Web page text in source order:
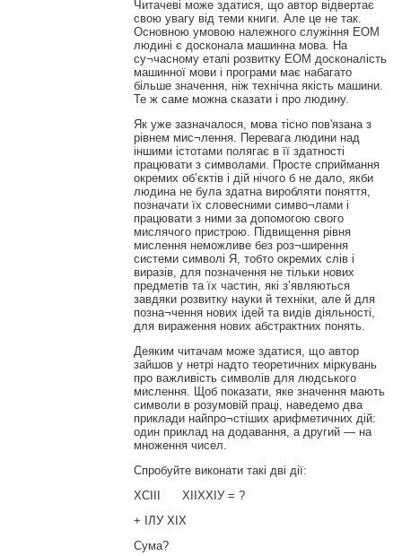
Читачеві може здатися, що автор відвертає
свою увагу від теми книги. Але це не так.
Основною умовою належного служіння ЕОМ
людині є досконала машинна мова. На
су¬часному етапі розвитку ЕОМ досконалість
машинної мови і програми має набагато
більше значення, ніж технічна якість машини.
Те ж саме можна сказати і про людину.
Як уже зазначалося, мова тісно пов'язана з
рівнем мис¬лення. Перевага людини над
іншими істотами полягає в її здатності
працювати з символами. Просте сприймання
окремих об’єктів і дій нічого б не дало, якби
людина не була здатна виробляти поняття,
позначати їх словесними симво¬лами і
працювати з ними за допомогою свого
мислячого пристрою. Підвищення рівня
мислення неможливе без роз¬ширення
системи символі Я, тобто окремих слів і
виразів, для позначення не тільки нових
предметів та їх частин, які з’являються
завдяки розвитку науки й техніки, але й для
позна¬чення нових ідей та видів діяльності,
для вираження нових абстрактних понять.
Деяким читачам може здатися, що автор
зайшов у нетрі надто теоретичних міркувань
про важливість символів для людського
мислення. Щоб показати, яке значення мають
символи в розумовій праці, наведемо два
приклади найпро¬стіших арифметичних дій:
один приклад на додавання, а другий — на
множення чисел.
Спробуйте виконати такі дві дії:
ХСІІІ ХІІХХІУ = ?
+ ІЛУ XIX
Сума?